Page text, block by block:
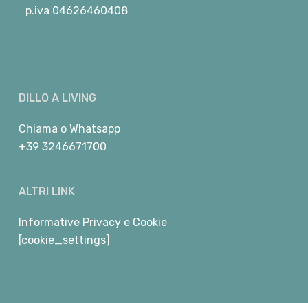
p.iva 04626460408
DILLO A LIVING
Chiama o Whatsapp
+39 3246671700
ALTRI LINK
Informative Privacy e Cookie
[cookie_settings]